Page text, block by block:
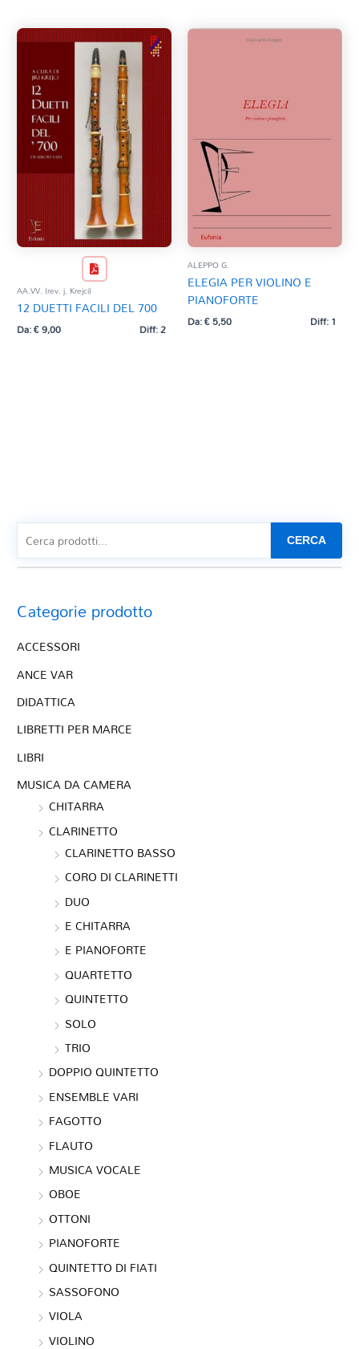
AA.VV. (rev. j. Krejci)
12 DUETTI FACILI DEL 700
Da:€9,00 Diff: 2
ALEPPO G.
ELEGIA PER VIOLINO E
PIANOFORTE
Da:€5,50 Diff: 1
CERCA
Categorie prodotto
ACCESSORI
ANCE VAR
DIDATTICA
LIBRETTI PER MARCE
LIBRI
MUSICA DA CAMERA
CHITARRA
CLARINETTO
CLARINETTO BASSO
CORO DI CLARINETTI
DUO
E CHITARRA
E PIANOFORTE
QUARTETTO
QUINTETTO
SOLO
TRIO
DOPPIO QUINTETTO
ENSEMBLE VARI
FAGOTTO
FLAUTO
MUSICA VOCALE
OBOE
OTTONI
PIANOFORTE
QUINTETTO DI FIATI
SASSOFONO
VIOLA
VIOLINO